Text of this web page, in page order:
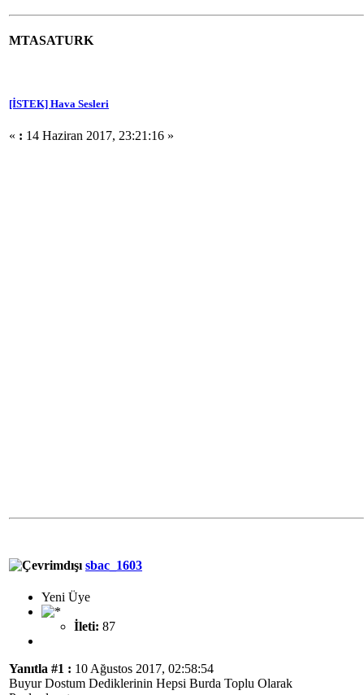
MTASATURK
[İSTEK] Hava Sesleri
« : 14 Haziran 2017, 23:21:16 »
sbac_1603
Yeni Üye
İleti: 87
Yanıtla #1 : 10 Ağustos 2017, 02:58:54
Buyur Dostum Dediklerinin Hepsi Burda Toplu Olarak